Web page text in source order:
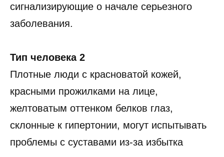
сигнализирующие о начале серьезного
заболевания.
Тип человека 2
Плотные люди с красноватой кожей,
красными прожилками на лице,
желтоватым оттенком белков глаз,
склонные к гипертонии, могут испытывать
проблемы с суставами из-за избытка